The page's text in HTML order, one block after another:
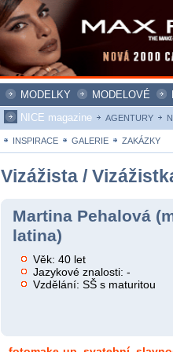
MODELKY MODELOVÉ
NICE magazine
AGENTURY
INSPIRACE GALERIE ZAKÁZKY
Vizážista /
Martina Pehalová
latina)
Věk: 40 let
Jazykové znalosti: -
Vzdělání: SŠ s maturitou